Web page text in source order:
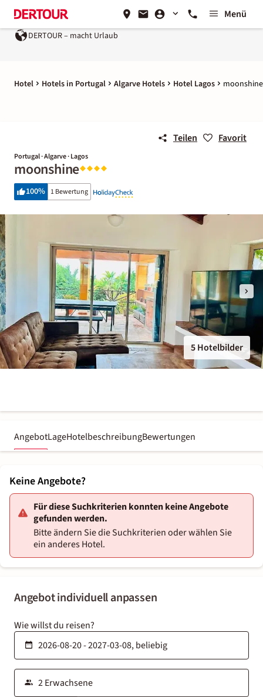
Menü
DERTOUR – macht Urlaub
Hotel Hotels in Portugal Algarve Hotels Hotel Lagos moonshine
Teilen Favorit
Portugal · Algarve · Lagos
moonshine
100% 1 Bewertung
5 Hotelbilder
AngebotLageHotelbeschreibungBewertungen
Angebot individuell anpassen
Wie willst du reisen?
Keine Angebote?
Für diese Suchkriterien konnten keine Angebote
gefunden werden.
Bitte ändern Sie die Suchkriterien oder wählen Sie
ein anderes Hotel.